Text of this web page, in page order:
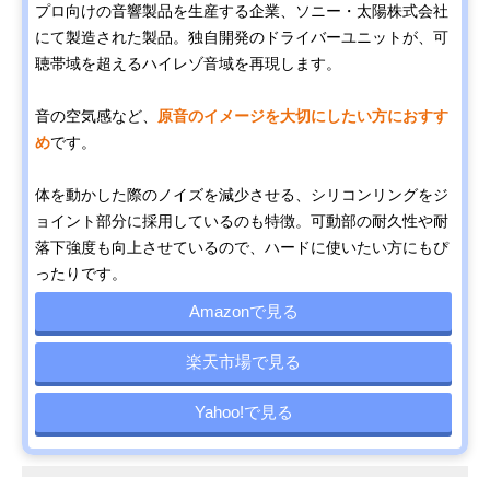
プロ向けの音響製品を生産する企業、ソニー・太陽株式会社
にて製造された製品。独自開発のドライバーユニットが、可
聴帯域を超えるハイレゾ音域を再現します。
音の空気感など、 原音のイメージを大切にしたい方におすす
めです。
体を動かした際のノイズを減少させる、シリコンリングをジ
ョイント部分に採用しているのも特徴。可動部の耐久性や耐
落下強度も向上させているので、ハードに使いたい方にもぴ
ったりです。
Amazonで見る
楽天市場で見る
Yahoo!で見る